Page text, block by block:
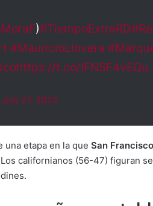
)#TiempoExtraRD
#MauricioLlovera
https://t.co/IFNSF4vEQu
July 27, 2023
una etapa en la que San Francisco
californianos (56-47) figuran